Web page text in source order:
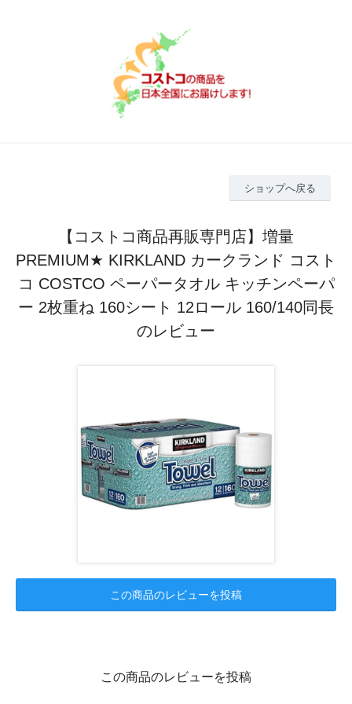
ショップへ戻る
【コストコ商品再販専門店】増量
PREMIUM★ KIRKLAND カークランド コスト
コ COSTCO ペーパータオル キッチンペーパ
ー 2枚重ね 160シート 12ロール 160/140同長
のレビュー
この商品のレビューを投稿
この商品のレビューを投稿